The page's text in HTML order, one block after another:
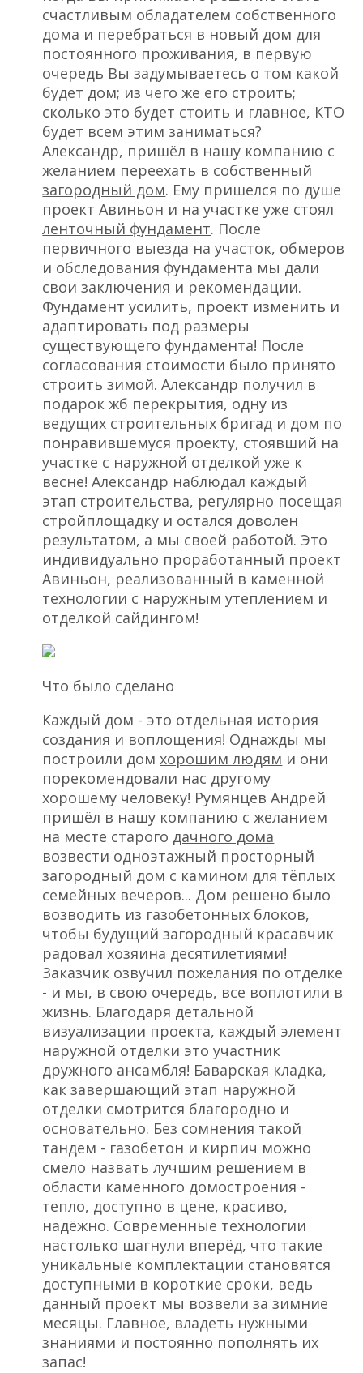
счастливым обладателем собственного
дома и перебраться в новый дом для
постоянного проживания, в первую
очередь Вы задумываетесь о том какой
будет дом; из чего же его строить;
сколько это будет стоить и главное, КТО
будет всем этим заниматься?
Александр, пришёл в нашу компанию с
желанием переехать в собственный
загородный дом. Ему пришелся по душе
проект Авиньон и на участке уже стоял
ленточный фундамент. После
первичного выезда на участок, обмеров
и обследования фундамента мы дали
свои заключения и рекомендации.
Фундамент усилить, проект изменить и
адаптировать под размеры
существующего фундамента! После
согласования стоимости было принято
строить зимой. Александр получил в
подарок жб перекрытия, одну из
ведущих строительных бригад и дом по
понравившемуся проекту, стоявший на
участке с наружной отделкой уже к
весне! Александр наблюдал каждый
этап строительства, регулярно посещая
стройплощадку и остался доволен
результатом, а мы своей работой. Это
индивидуально проработанный проект
Авиньон, реализованный в каменной
технологии с наружным утеплением и
отделкой сайдингом!
Что было сделано
Каждый дом - это отдельная история
создания и воплощения! Однажды мы
построили домхорошим людям и они
порекомендовали нас другому
хорошему человеку! Румянцев Андрей
пришёл в нашу компанию с желанием
на месте старого дачного дома
возвести одноэтажный просторный
загородный дом с камином для тёплых
семейных вечеров... Дом решено было
возводить из газобетонных блоков,
чтобы будущий загородный красавчик
радовал хозяина десятилетиями!
Заказчик озвучил пожелания по отделке
- и мы, в свою очередь, все воплотили в
жизнь. Благодаря детальной
визуализации проекта, каждый элемент
наружной отделки это участник
дружного ансамбля! Баварская кладка,
как завершающий этап наружной
отделки смотрится благородно и
основательно. Без сомнения такой
тандем - газобетон и кирпич можно
смело назватьлучшим решением в
области каменного домостроения -
тепло, доступно в цене, красиво,
надёжно. Современные технологии
настолько шагнули вперёд, что такие
уникальные комплектации становятся
доступными в короткие сроки, ведь
данный проект мы возвели за зимние
месяцы. Главное, владеть нужными
знаниями и постоянно пополнять их
запас!